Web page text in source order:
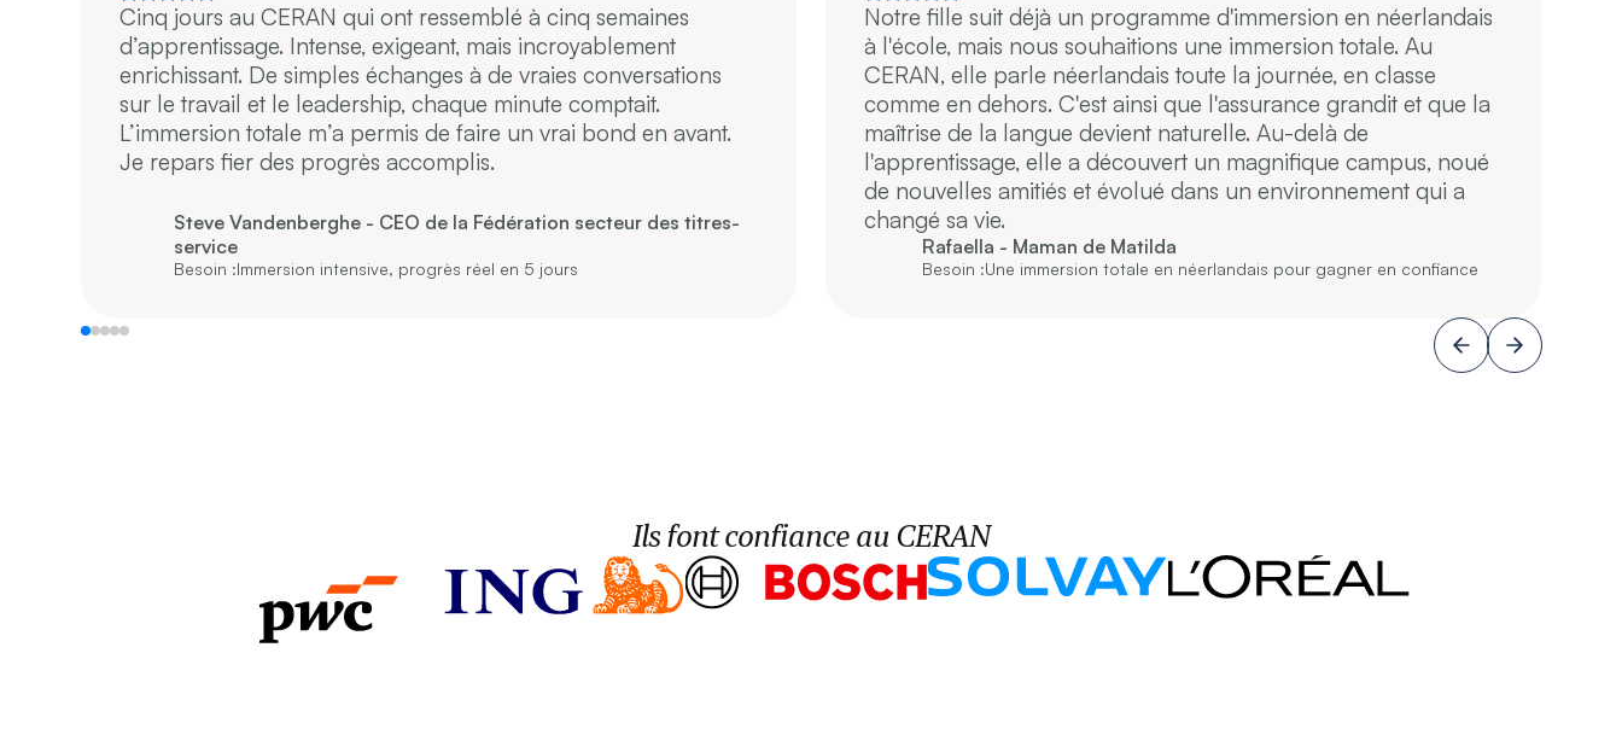
Cinq jours au CERAN qui ont ressemblé à cinq semaines
d’apprentissage. Intense, exigeant, mais incroyablement
enrichissant. De simples échanges à de vraies conversations
sur le travail et le leadership, chaque minute comptait.
L’immersion totale m’a permis de faire un vrai bond en avant.
Je repars fier des progrès accomplis.
Steve Vandenberghe - CEO de la Fédération secteur des titres-
service
Besoin :Immersion intensive, progrès réel en 5 jours
Notre fille suit déjà un programme d'immersion en néerlandais
à l'école, mais nous souhaitions une immersion totale. Au
CERAN, elle parle néerlandais toute la journée, en classe
comme en dehors. C'est ainsi que l'assurance grandit et que la
maîtrise de la langue devient naturelle. Au-delà de
l'apprentissage, elle a découvert un magnifique campus, noué
de nouvelles amitiés et évolué dans un environnement qui a
changé sa vie.
Rafaella - Maman de Matilda
Besoin :Une immersion totale en néerlandais pour gagner en confiance
Ils font confiance au CERAN